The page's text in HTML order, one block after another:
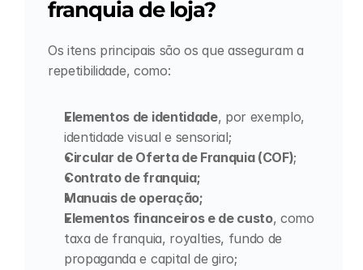
franquia de loja?
Os itens principais são os que asseguram a
repetibilidade, como:
Elementos de identidade, por exemplo,
identidade visual e sensorial;
Circular de Oferta de Franquia (COF);
Contrato de franquia;
Manuais de operação;
Elementos financeiros e de custo, como
taxa de franquia, royalties, fundo de
propaganda e capital de giro;